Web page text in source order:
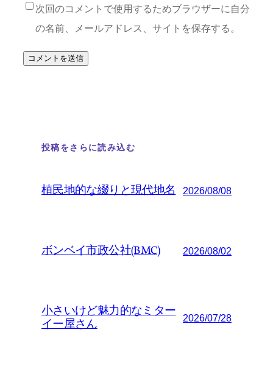
次回のコメントで使用するためブラウザーに自分
の名前、メールアドレス、サイトを保存する。
投稿をさらに読み込む
植民地的な綴りと現代地名 2026/08/08
ボンベイ市政公社(BMC) 2026/08/02
小さいけど魅力的なミター
イー屋さん
2026/07/28